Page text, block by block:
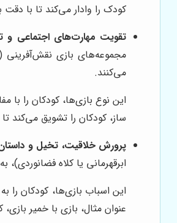
کودک را وادار می‌کند تا با
تقویت مهارت‌های اجتماعی و
مجموعه‌های بازی نقش‌آفرینی
می‌کنند.
این نوع بازی‌ها، کودکان را
ساز، کودکان را تشویق می‌کند
پرورش خلاقیت، تخیل و
ابرقهرمانی یا کلاه
این اسباب بازی‌ها، کودکان
عنوان مثال، بازی با خمیر